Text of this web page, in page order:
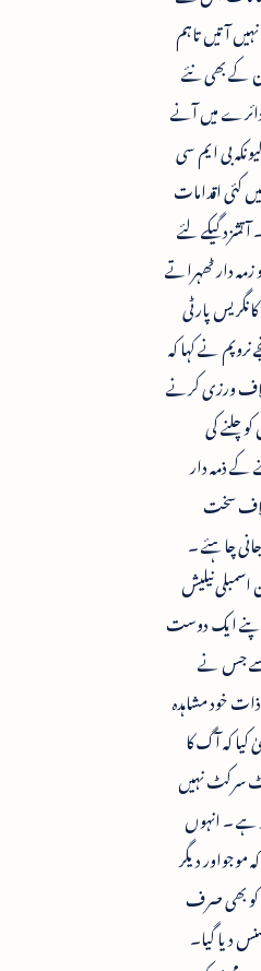
آتیں تاہم
بھی نئے
میں آنے
بی ایم سی
اقدامات
لئے
دار ٹھہراتے
پارٹی
نے کہا کہ
ورزی کرنے
چلنے کی
ذمہ دار
سخت
چاہئے ۔
نیلیش
ایک دوست
جس نے
ذات خود مشاہدہ
کیا کہ آگ کا
نہیں
ہے ۔ انہوں
موجواور دیگر
بھی صرف
دیا گیا۔